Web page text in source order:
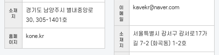
소재
지
경기도 남양주시 별내중앙로
30, 305-1401호
홈페
이지
kone.kr
이
메
일
kavekr@naver.com
소
재
지
서울특별시 강서구 강서로17가
길 7-2 (화곡동) 1-2호